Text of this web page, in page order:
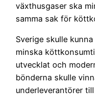
växthusgaser ska
samma sak för
Sverige skulle
minska
utvecklat och
bönderna skulle
underleverantörer